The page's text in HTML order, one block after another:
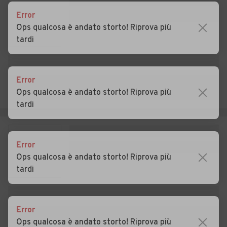
Auto usate Confienza
Auto usate Corana
Auto usate Cornale e
Auto usate Corteolona e
Genzone
Auto usate Corvino San
Auto usate Costa de' Nobili Auto usate Cozzo
Auto usate Cura Carpignano Auto usate Dorno
Erbognone
Auto usate Fortunago
Auto usate Garlasco
Error
Ops qualcosa è andato storto! Riprova più
tardi
Error
Ops qualcosa è andato storto! Riprova più
tardi
Error
Ops qualcosa è andato storto! Riprova più
tardi
Error
Ops qualcosa è andato storto! Riprova più